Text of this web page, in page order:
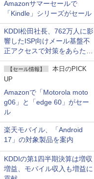
Amazonサマーセールで
「Kindle」シリーズがセール
KDDI松田社長、762万人に影
響したISP向けメール基盤不
正アクセスで対策をあらため
て説明
【セール情報】
本日のPICK
UP
Amazonで「Motorola moto
g06」と「edge 60」がセー
ル
楽天モバイル、「Android
17」の対象製品を案内
KDDIの第1四半期決算は増収
増益、モバイル収入も増益に